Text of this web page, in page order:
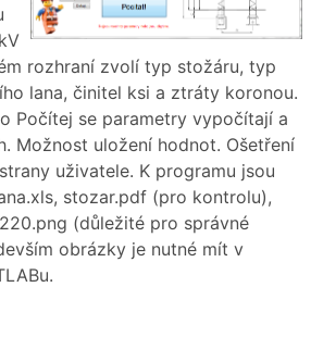
rozhraní zvolí typ stožáru, typ
lana, činitel ksi a ztráty koronou.
Počítej se parametry vypočítají a
Možnost uložení hodnot. Ošetření
uživatele. K programu jsou
stozar.pdf (pro kontrolu),
(důležité pro správné
obrázky je nutné mít v